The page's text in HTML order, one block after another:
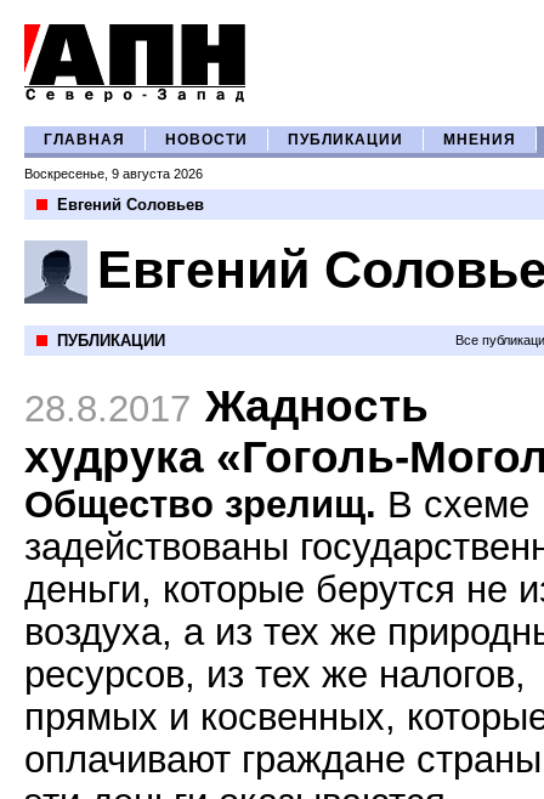
ГЛАВНАЯ НОВОСТИ ПУБЛИКАЦИИ МНЕНИЯ
Воскресенье, 9 августа 2026
Евгений Соловьев
Евгений
ПУБЛИКАЦИИ Все
28.8.2017 Жадность
худрука «Гоголь-
Общество зрелищ. В схеме
задействованы
деньги, которые берутся не
воздуха, а из тех же
ресурсов, из тех же налогов,
прямых и косвенных,
оплачивают граждане